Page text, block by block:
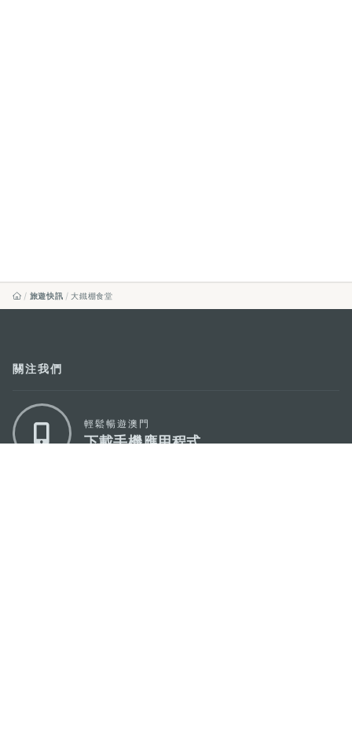
旅遊快訊 大鐵棚食堂
關注我們
輕鬆暢遊澳門
下載手機應用程式